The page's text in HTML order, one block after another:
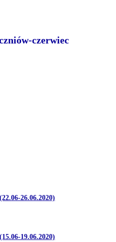
czerwiec
26.06.2020)
19.06.2020)